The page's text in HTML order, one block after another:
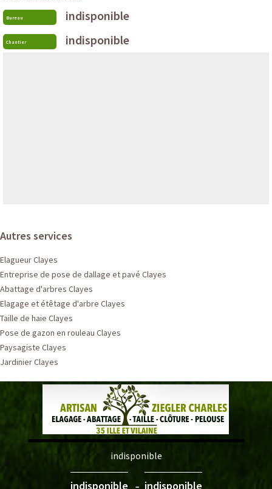
Bureau indisponible
Chantier indisponible
Autres services
Elagueur Clayes
Entreprise de pose de dallage et pavé Clayes
Abattage d'arbres Clayes
Elagage et étêtage d'arbre Clayes
Taille de haie Clayes
Pose de gazon en rouleau Clayes
Paysagiste Clayes
Jardinier Clayes
indisponible
indisponible indisponible